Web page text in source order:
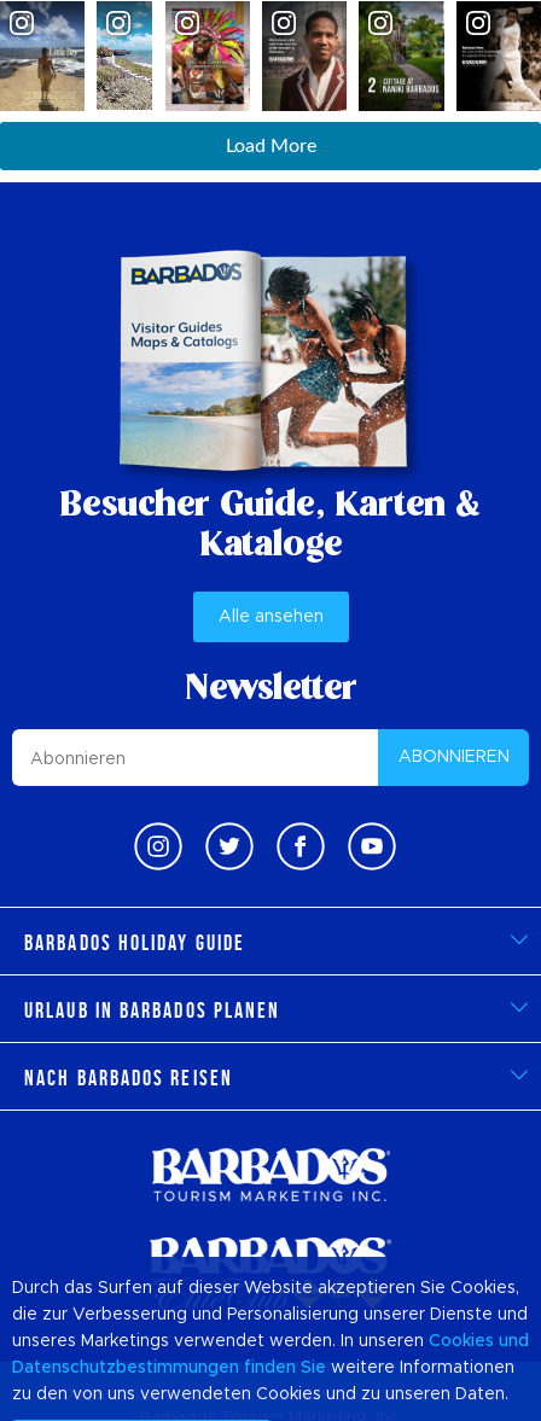
Load More
Besucher Guide, Karten &
Kataloge
Alle ansehen
Newsletter
ABONNIEREN
Barbados Holiday Guide
Urlaub in Barbados planen
Nach Barbados reisen
© 2026 Offizielle Website von Destination Barbadosund
Durch das Surfen auf dieser Website akzeptieren Sie Cookies,
die zur Verbesserung und Personalisierung unserer Dienste und
unseres Marketings verwendet werden. In unseren Cookies und
Datenschutzbestimmungen finden Sie weitere Informationen
zu den von uns verwendeten Cookies und zu unseren Daten.